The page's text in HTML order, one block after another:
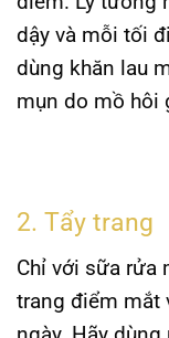
dậy và mỗi tối
dùng khăn lau
mụn do mồ hôi
2. Tẩy trang
Chỉ với sữa rửa
trang điểm mắt